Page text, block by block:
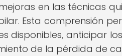
en las técnicas
Esta comprensión
disponibles, anticipar
de la pérdida de